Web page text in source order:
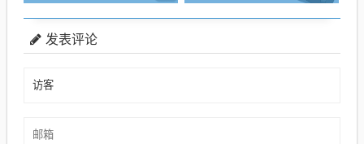
发表评论